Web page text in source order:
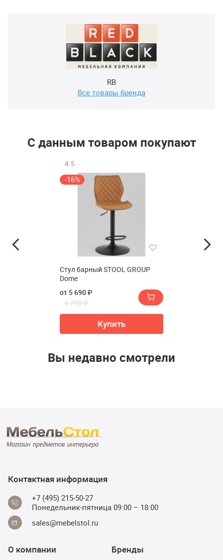
RB
Все товары бренда
С данным товаром покупают
4.5
-16%
Стул барный STOOL GROUP
Dome
от 5 690 ₽
6 790 ₽
Купить
Вы недавно смотрели
Контактная информация
+7 (495) 215-50-27
Понедельник-пятница 09:00 – 18:00
sales@mebelstol.ru
О компании Бренды